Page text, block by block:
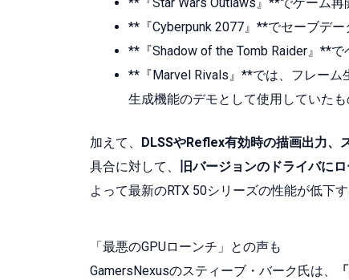
**『Star Wars Outlaws』**でゲーム再
**『Cyberpunk 2077』**でセーブデ
**『Shadow of the Tomb Raider』**
**『Marvel Rivals』**では、フレーム
生成機能のデモとして使用していたも
加えて、 DLSSやReflex有効時の描画出力、
具合に対して、
旧バージョンのドライバに
よって最新のRTX 50シリーズの性能が低下
「最悪のGPUローンチ」との声も
GamersNexusのスティーブ・バーク氏は、